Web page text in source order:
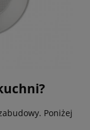
Poniżej